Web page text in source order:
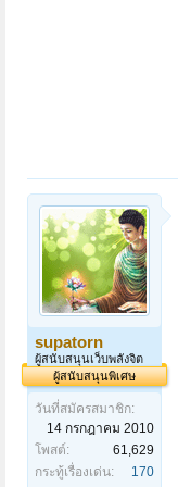
supatorn
ผู้สนับสนุนเว็บพลังจิต
ผู้สนับสนุนพิเศษ
วันที่สมัครสมาชิก:
14 กรกฎาคม 2010
โพสต์:
61,629
กระทู้เรื่องเด่น:
170